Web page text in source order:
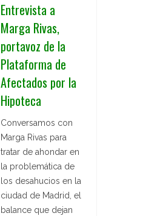
Entrevista a
Marga Rivas,
portavoz de la
Plataforma de
Afectados por la
Hipoteca
Conversamos con
Marga Rivas para
tratar de ahondar en
la problemática de
los desahucios en la
ciudad de Madrid, el
balance que dejan